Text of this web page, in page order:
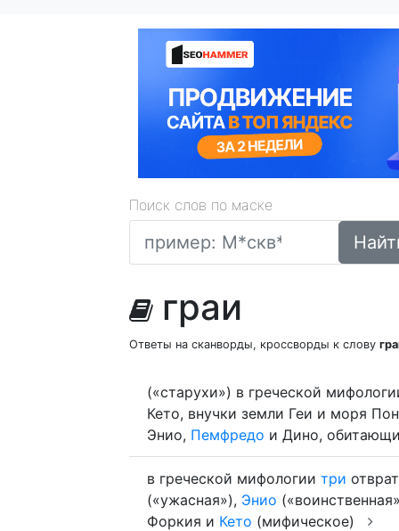
Поиск слов по маске
граи
Ответы на сканворды, кроссворды к слову
(«старухи») в греческой
Кето, внучки земли Геи и моря
Энио, Пемфредо и Дино,
в греческой мифологии три
(«ужасная»), Энио
Форкия и Кето (мифическое)